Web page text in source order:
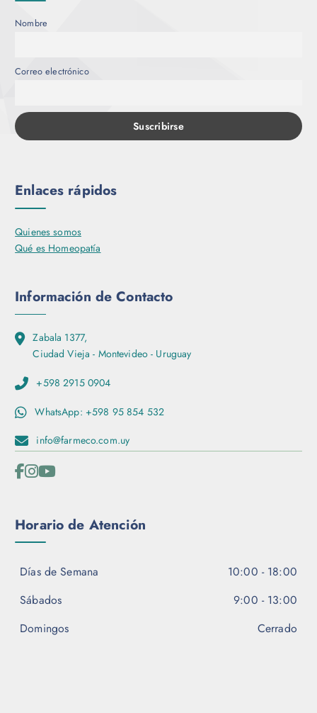
Nombre
Correo electrónico
Enlaces rápidos
Quienes somos
Qué es Homeopatía
Información de Contacto
Zabala 1377,
Ciudad Vieja - Montevideo - Uruguay
+598 2915 0904
WhatsApp: +598 95 854 532
info@farmeco.com.uy
Horario de Atención
Días de Semana
10:00 - 18:00
Sábados
9:00 - 13:00
Domingos
Cerrado